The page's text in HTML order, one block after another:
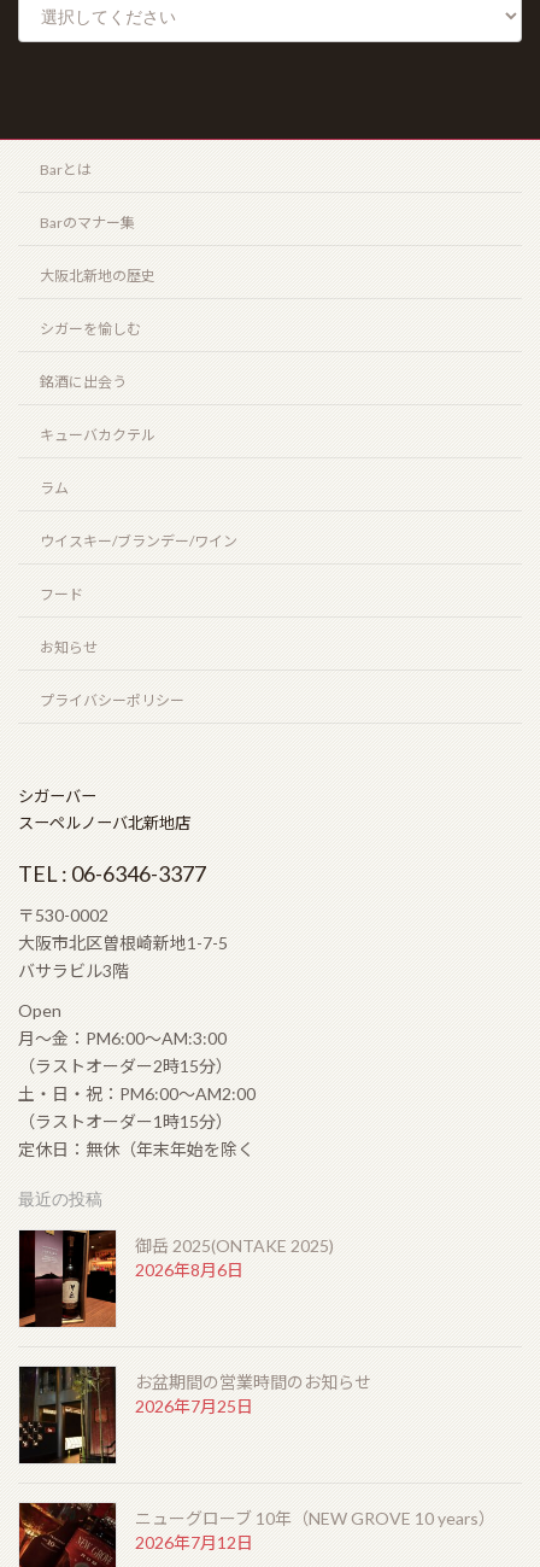
Barとは
Barのマナー集
大阪北新地の歴史
シガーを愉しむ
銘酒に出会う
キューバカクテル
ラム
ウイスキー/ブランデー/ワイン
フード
お知らせ
プライバシーポリシー
シガーバー
スーペルノーバ北新地店
TEL : 06-6346-3377
〒530-0002
大阪市北区曽根崎新地1-7-5
バサラビル3階
Open
月〜金：PM6:00〜AM:3:00
（ラストオーダー2時15分）
土・日・祝：PM6:00〜AM2:00
（ラストオーダー1時15分）
定休日：無休（年末年始を除く
最近の投稿
御岳 2025(ONTAKE 2025)
2026年8月6日
お盆期間の営業時間のお知らせ
2026年7月25日
ニューグローブ 10年（NEW GROVE 10 years）
2026年7月12日
チタイプ” “クリーンタイプ”（THE ESSENCE of
HOME
お知らせ
Barとは
シガーを愉しむ
銘酒に出会う
フード
北新地店案内